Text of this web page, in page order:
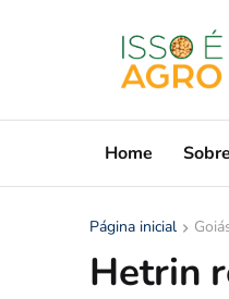
Home Sobre
Página inicial
Hetrin